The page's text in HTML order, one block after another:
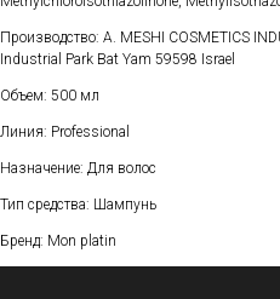
Производство: A. MESHI COSMETICS
Industrial Park Bat Yam 59598 Israel
Объем: 500 мл
Линия: Professional
Назначение: Для волос
Тип средства: Шампунь
Бренд: Mon platin